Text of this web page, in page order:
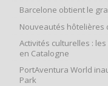
Barcelone obtient le
Nouveautés hôtelières
Activités culturelles :
en Catalogne
PortAventura World
Park